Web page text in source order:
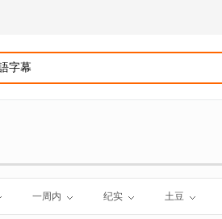
一周内 纪实 土豆